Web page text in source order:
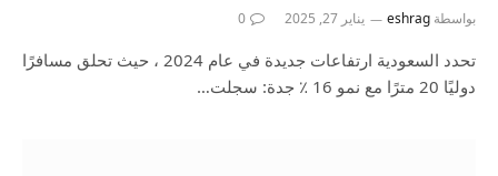
بواسطة eshrag يناير 27, 2025 0
تحدد السعودية ارتفاعات جديدة في عام 2024 ، حيث تحلق مسافرًا
دوليًا 20 مترًا مع نمو 16 ٪ جدة: سجلت…